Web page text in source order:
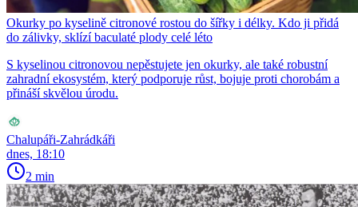
Okurky po kyselině citronové rostou do šířky i délky. Kdo ji přidá
do zálivky, sklízí baculaté plody celé léto
S kyselinou citronovou nepěstujete jen okurky, ale také robustní
zahradní ekosystém, který podporuje růst, bojuje proti chorobám a
přináší skvělou úrodu.
Chalupáři-Zahrádkáři
dnes, 18:10
2 min